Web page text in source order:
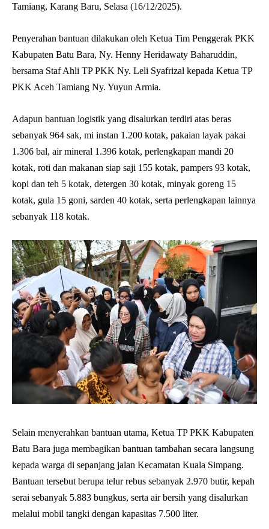
Tamiang, Karang Baru, Selasa (16/12/2025).
Penyerahan bantuan dilakukan oleh Ketua Tim Penggerak PKK
Kabupaten Batu Bara, Ny. Henny Heridawaty Baharuddin,
bersama Staf Ahli TP PKK Ny. Leli Syafrizal kepada Ketua TP
PKK Aceh Tamiang Ny. Yuyun Armia.
Adapun bantuan logistik yang disalurkan terdiri atas beras
sebanyak 964 sak, mi instan 1.200 kotak, pakaian layak pakai
1.306 bal, air mineral 1.396 kotak, perlengkapan mandi 20
kotak, roti dan makanan siap saji 155 kotak, pampers 93 kotak,
kopi dan teh 5 kotak, detergen 30 kotak, minyak goreng 15
kotak, gula 15 goni, sarden 40 kotak, serta perlengkapan lainnya
sebanyak 118 kotak.
Selain menyerahkan bantuan utama, Ketua TP PKK Kabupaten
Batu Bara juga membagikan bantuan tambahan secara langsung
kepada warga di sepanjang jalan Kecamatan Kuala Simpang.
Bantuan tersebut berupa telur rebus sebanyak 2.970 butir, kepah
serai sebanyak 5.883 bungkus, serta air bersih yang disalurkan
melalui mobil tangki dengan kapasitas 7.500 liter.